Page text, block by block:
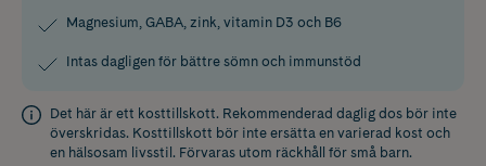
Magnesium, GABA, zink, vitamin D3 och B6
Intas dagligen för bättre sömn och immunstöd
Det här är ett kosttillskott. Rekommenderad daglig dos bör inte
överskridas. Kosttillskott bör inte ersätta en varierad kost och
en hälsosam livsstil. Förvaras utom räckhåll för små barn.